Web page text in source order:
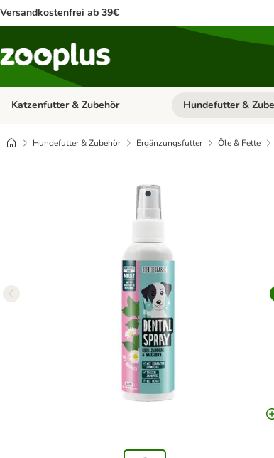
Versandkostenfrei ab 39€
Katzenfutter & Zubehör Kategorie-Menü
Hundefutter &
Hundefutter & Zubehör Ergänzungsfutter Öle & Fette